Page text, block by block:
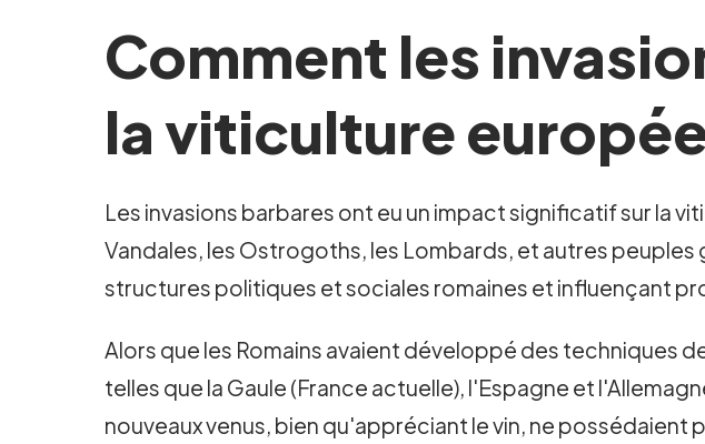
Comment les
la viticulture
Les invasions barbares ont eu un impact significatif sur la
Vandales, les Ostrogoths, les Lombards, et autres
structures politiques et sociales romaines et influençant
Alors que les Romains avaient développé des techniques
telles que la Gaule (France actuelle), l'Espagne et
nouveaux venus, bien qu'appréciant le vin, ne possédaient